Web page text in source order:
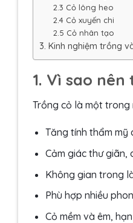
2.3 Cỏ lông heo
2.4 Cỏ xuyến chi
2.5 Cỏ nhân tạo
3. Kinh nghiệm trồng
1. Vì sao
Trồng cỏ là một
Tăng tính thẩm mỹ
Cảm giác thư giãn,
Không gian trong
Phù hợp nhiều
Cỏ mềm và êm,